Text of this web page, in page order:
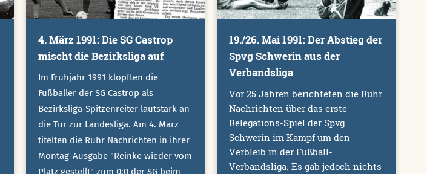
4. März 1991: Die SG Castrop
mischt die Bezirksliga auf
Im Frühjahr 1991 klopften die
Fußballer der SG Castrop als
Bezirksliga-Spitzenreiter lautstark an
die Tür zur Landesliga. Am 4. März
titelten die Ruhr Nachrichten in ihrer
Montag-Ausgabe "Reinke wieder vom
Platz gestellt" zum 0:0 der SG beim
19./26. Mai 1991: Der Abstieg der
Spvg Schwerin aus der
Verbandsliga
Vor 25 Jahren berichteten die Ruhr
Nachrichten über das erste
Relegations-Spiel der Spvg
Schwerin im Kampf um den
Verbleib in der Fußball-
Verbandsliga. Es gab jedoch nichts